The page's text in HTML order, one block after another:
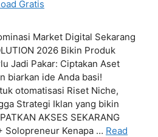
Gratis
Market Digital Sekarang
2026 Bikin Produk
Jadi Pakar: Ciptakan Aset
biarkan ide Anda basi!
otomatisasi Riset Niche,
Strategi Iklan yang bikin
AKSES SEKARANG
Solopreneur Kenapa … Read